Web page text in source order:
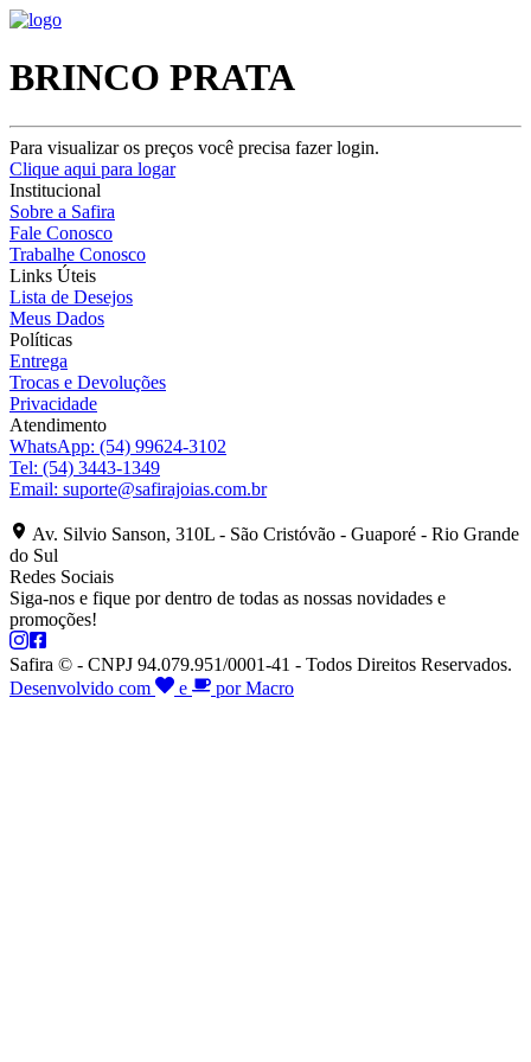
BRINCO PRATA
Para visualizar os preços você precisa fazer login.
Clique aqui para logar
Institucional
Sobre a Safira
Fale Conosco
Trabalhe Conosco
Links Úteis
Lista de Desejos
Meus Dados
Políticas
Entrega
Trocas e Devoluções
Privacidade
Atendimento
WhatsApp: (54) 99624-3102
Tel: (54) 3443-1349
Email: suporte@safirajoias.com.br
Av. Silvio Sanson, 310L - São Cristóvão - Guaporé - Rio Grande
do Sul
Redes Sociais
Siga-nos e fique por dentro de todas as nossas novidades e
promoções!
Safira © - CNPJ 94.079.951/0001-41 - Todos Direitos Reservados.
Desenvolvido com
e por Macro